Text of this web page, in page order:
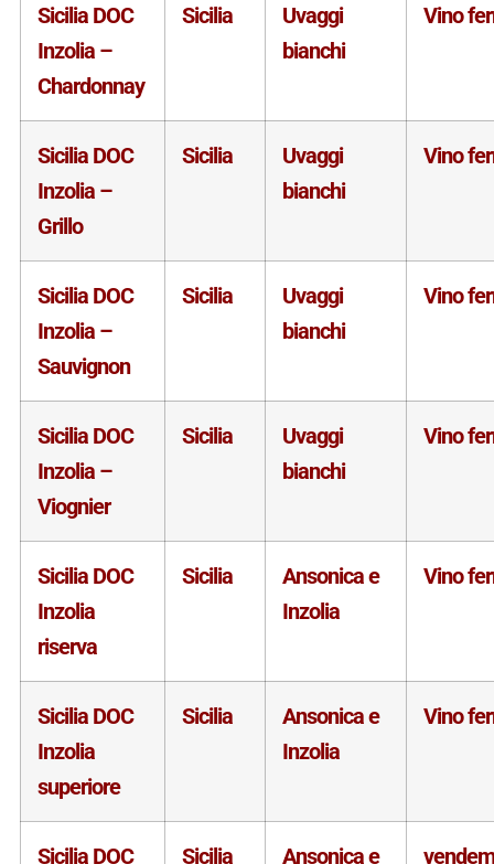
Sicilia DOC
Inzolia –
Chardonnay
Sicilia
Uvaggi
bianchi
Vino
Sicilia DOC
Inzolia –
Grillo
Sicilia
Uvaggi
bianchi
Vino
Sicilia DOC
Inzolia –
Sauvignon
Sicilia
Uvaggi
bianchi
Vino
Sicilia DOC
Inzolia –
Viognier
Sicilia
Uvaggi
bianchi
Vino
Sicilia DOC
Inzolia
riserva
Sicilia
Ansonica e
Inzolia
Vino
Sicilia DOC
Inzolia
superiore
Sicilia
Ansonica e
Inzolia
Vino
Sicilia DOC
Sicilia
Ansonica e